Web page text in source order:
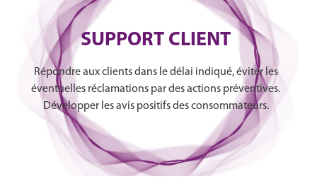
SUPPORT CLIENT
Répondre aux clients dans le délai indiqué, éviter les
éventuelles réclamations par des actions préventives.
Développer les avis positifs des consommateurs.